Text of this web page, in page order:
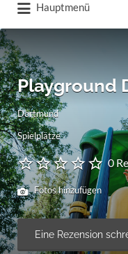
Hauptmenü
nach:
Playground
Dortmund
Spielplätze
0
Fotos hinzufügen
Eine Rezension